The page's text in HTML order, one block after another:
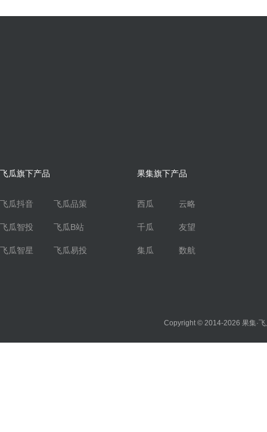
飞瓜旗下产品
飞瓜抖音 飞瓜品策
飞瓜智投 飞瓜B站
飞瓜智星 飞瓜易投
果集旗下产品
西瓜 云略
千瓜 友望
集瓜 数航
Copyright © 2014-2026 果集·